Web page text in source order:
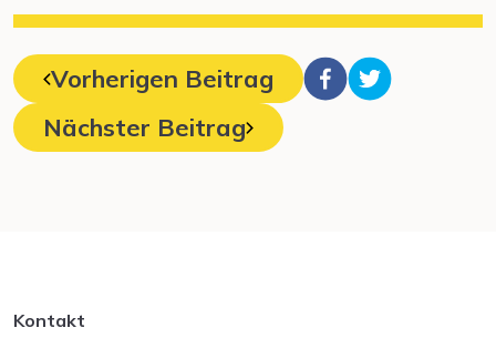
Vorherigen Beitrag
Nächster Beitrag
Kontakt